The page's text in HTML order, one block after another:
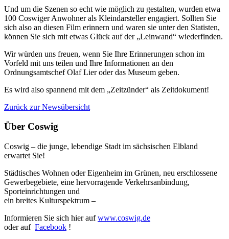
Und um die Szenen so echt wie möglich zu gestalten, wurden etwa
100 Coswiger Anwohner als Kleindarsteller engagiert. Sollten Sie
sich also an diesen Film erinnern und waren sie unter den Statisten,
können Sie sich mit etwas Glück auf der „Leinwand“ wiederfinden.
Wir würden uns freuen, wenn Sie Ihre Erinnerungen schon im
Vorfeld mit uns teilen und Ihre Informationen an den
Ordnungsamtschef Olaf Lier oder das Museum geben.
Es wird also spannend mit dem „Zeitzünder“ als Zeitdokument!
Zurück zur Newsübersicht
Über Coswig
Coswig – die junge, lebendige Stadt im sächsischen Elbland
erwartet Sie!
Städtisches Wohnen oder Eigenheim im Grünen, neu erschlossene
Gewerbegebiete, eine hervorragende Verkehrsanbindung,
Sporteinrichtungen und
ein breites Kulturspektrum –
Informieren Sie sich hier aufwww.coswig.de
oder auf Facebook !